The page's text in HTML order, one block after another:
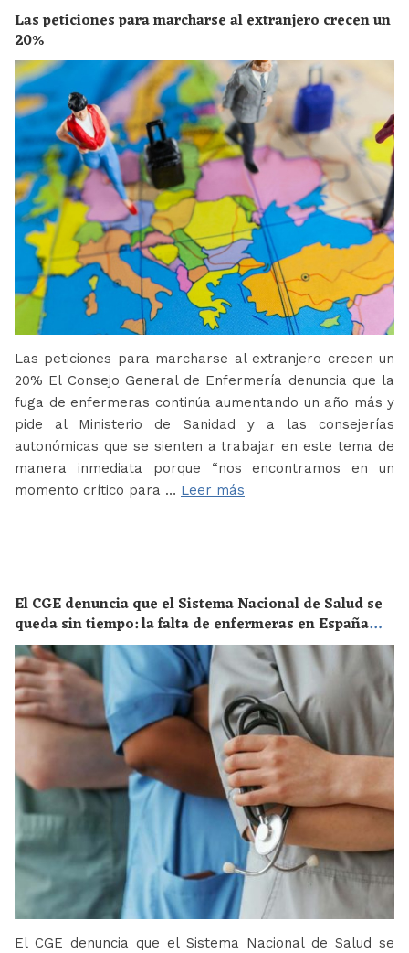
Las peticiones para marcharse al extranjero crecen un
20%
Las peticiones para marcharse al extranjero crecen un
20% El Consejo General de Enfermería denuncia que la
fuga de enfermeras continúa aumentando un año más y
pide al Ministerio de Sanidad y a las consejerías
autonómicas que se sienten a trabajar en este tema de
manera inmediata porque “nos encontramos en un
momento crítico para … Leer más
El CGE denuncia que el Sistema Nacional de Salud se
queda sin tiempo: la falta de enfermeras en España
supone un riesgo enorme para la salud de toda la
población
El CGE denuncia que el Sistema Nacional de Salud se